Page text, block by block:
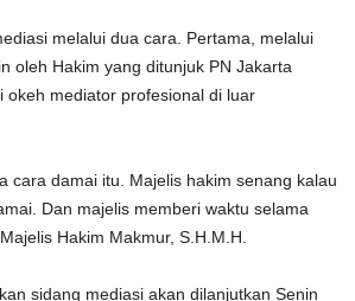
melalui dua cara. Pertama, melalui
oleh Hakim yang ditunjuk PN Jakarta
okeh mediator profesional di luar
cara damai itu. Majelis hakim senang kalau
Dan majelis memberi waktu selama
Hakim Makmur, S.H.M.H.
sidang mediasi akan dilanjutkan Senin